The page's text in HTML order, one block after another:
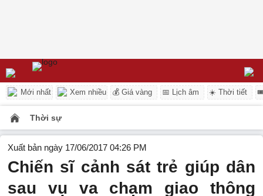
Mới nhất Xem nhiều 💰 Giá vàng 📅 Lịch âm ☀️ Thời tiết
Thời sự
Xuất bản ngày 17/06/2017 04:26 PM
Chiến sĩ cảnh sát trẻ giúp dân
sau vụ va chạm giao thông